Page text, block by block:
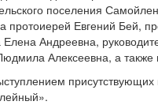
поселения
протоиерей Евгений Бей,
Андреевна,
Алексеевна, а также
присутствующих